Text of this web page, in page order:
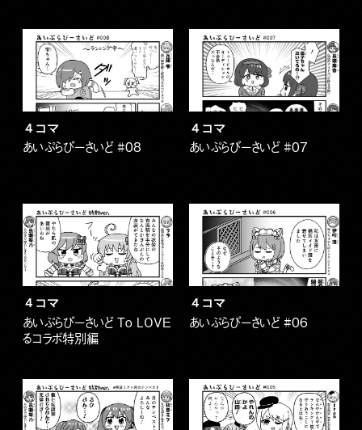
４コマ
あいぷらびーさいど #08
４コマ
あいぷらびーさいど #07
４コマ
あいぷらびーさいど To LOVE
るコラボ特別編
４コマ
あいぷらびーさいど #06